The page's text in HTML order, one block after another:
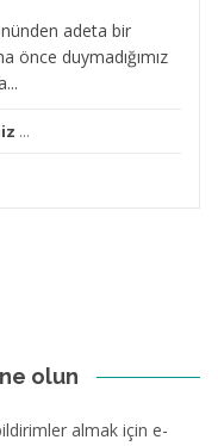
adeta bir
önce duymadığımız
...
olun
almak için e-